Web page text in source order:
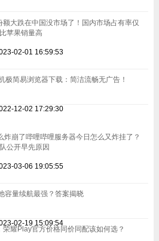
额大跌在中国没市场了！国内市场占有率仅
苹果销量高
02-01 16:59:53
简易浏览器下载：简洁流畅无广告！
12-02 17:29:30
炸崩了哔哩哔哩服务器今日怎么又炸挂了？
公开早先原因
03-06 19:05:55
容量续航最强？答案揭晓
02-19 15:09:54
耀Play官方价格同价同配该如何选？